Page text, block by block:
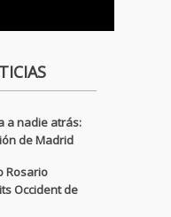
a nadie atrás:
de Madrid
Rosario
Occident de